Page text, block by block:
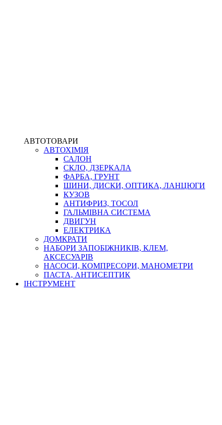
АВТОТОВАРИ
АВТОХІМІЯ
САЛОН
СКЛО, ДЗЕРКАЛА
ФАРБА, ГРУНТ
ШИНИ, ДИСКИ, ОПТИКА, ЛАНЦЮГИ
КУЗОВ
АНТИФРИЗ, ТОСОЛ
ГАЛЬМІВНА СИСТЕМА
ДВИГУН
ЕЛЕКТРИКА
ДОМКРАТИ
НАБОРИ ЗАПОБІЖНИКІВ, КЛЕМ,
АКСЕСУАРІВ
НАСОСИ, КОМПРЕСОРИ, МАНОМЕТРИ
ПАСТА, АНТИСЕПТИК
ІНСТРУМЕНТ